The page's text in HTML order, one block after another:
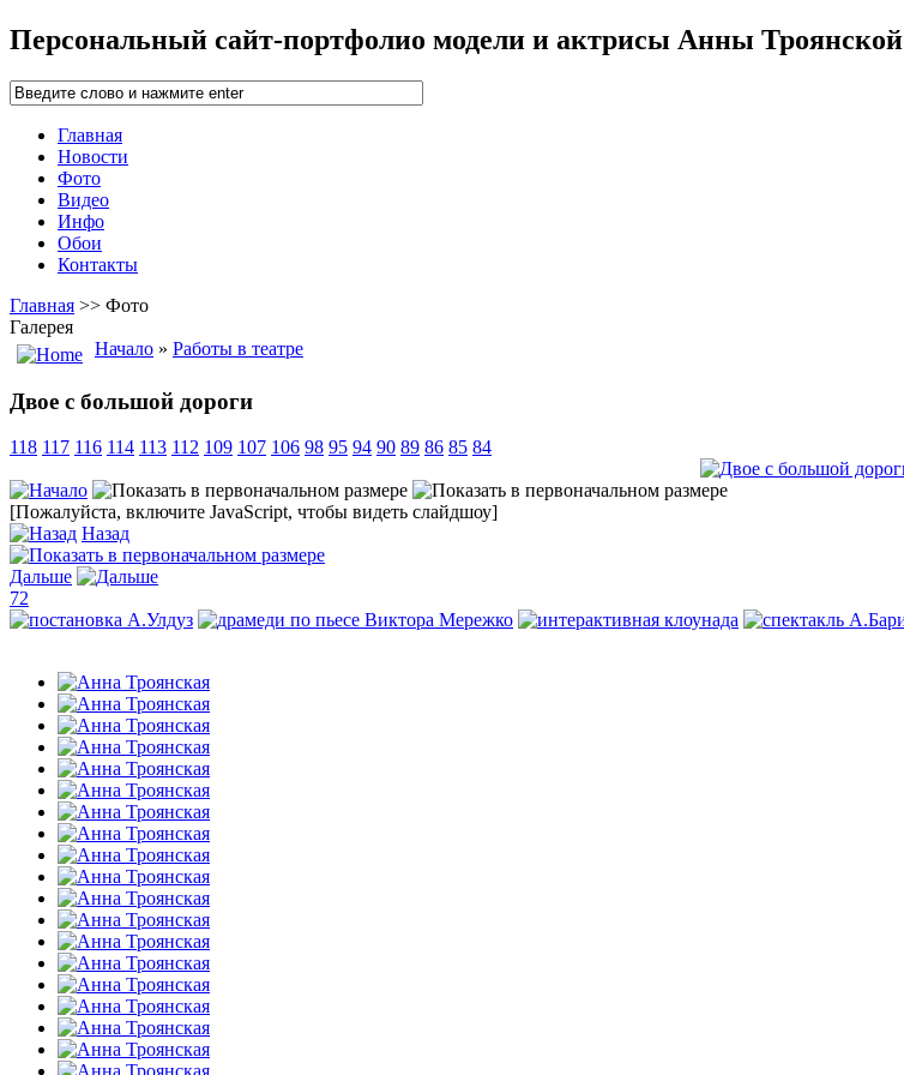
Персональный сайт-портфолио модели и актрисы Анны Троянской
Главная
Новости
Фото
Видео
Инфо
Обои
Контакты
Главная >> Фото
Галерея
Начало » Работы в театре
Двое с большой дороги
118 117 116 114 113 112 109 107 106 98 95 94 90 89 86 85 84
[Пожалуйста, включите JavaScript, чтобы видеть слайдшоу]
Назад
Дальше
72